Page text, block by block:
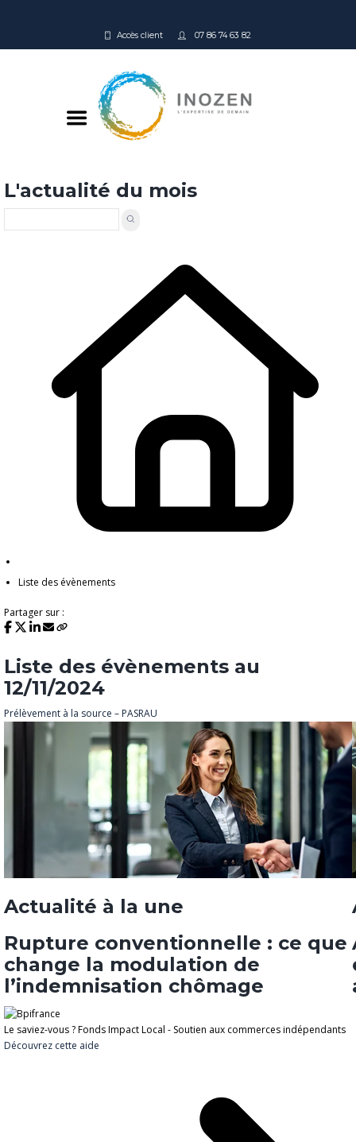
Accès client 07 86 74 63 82
L'actualité du mois
Liste des évènements
Partager sur :
Liste des évènements au
12/11/2024
Prélèvement à la source – PASRAU
Actualité à la une
Rupture conventionnelle : ce que
change la modulation de
l’indemnisation chômage
Le saviez-vous ?Fonds Impact Local - Soutien aux commerces indépendants
Découvrez cette aide